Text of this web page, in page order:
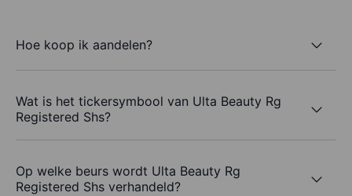
Hoe koop ik aandelen?
Wat is het tickersymbool van Ulta Beauty Rg
Registered Shs?
Op welke beurs wordt Ulta Beauty Rg
Registered Shs verhandeld?